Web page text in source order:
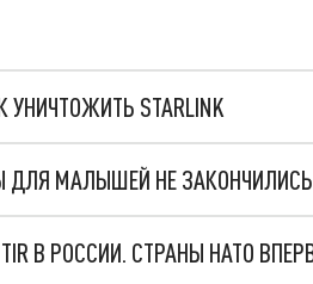
STARLINK
ДЛЯ МАЛЫШЕЙ НЕ ЗАКОНЧИЛИСЬ